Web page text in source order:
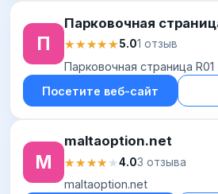
П
Парковочная
★★★★★
★★★★★5.01 отзыв
Парковочная страница R01
Посетите веб-сайт
M
maltaoption.net
★★★★★
★★★★★4.03 отзыва
maltaoption.net